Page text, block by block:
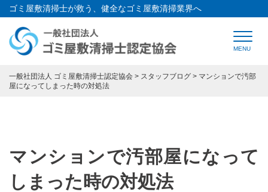
ゴミ屋敷清掃士が救う、健全なゴミ屋敷清掃業界へ
HOME
CONCEPTゴミ屋敷清掃士認定協会とは
REGISTRATION 法人会員登録について
SPONSORSHIP協賛企業紹介
一般社団法人 ゴミ屋敷清掃士認定協会 > スタッフブログ > マンションで汚部
屋になってしまった時の対処法
マンションで汚部屋になって
しまった時の対処法